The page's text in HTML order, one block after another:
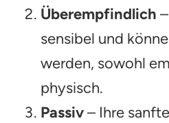
Überempfindlich
sensibel und
werden, sowohl
physisch.
Passiv– Ihre